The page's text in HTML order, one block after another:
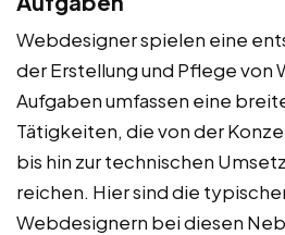
Webdesigner spielen eine
der Erstellung und Pflege von
Aufgaben umfassen eine
Tätigkeiten, die von der
bis hin zur technischen
reichen. Hier sind die
Webdesignern bei diesen